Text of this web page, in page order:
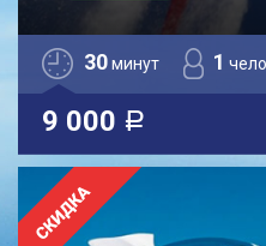
30минут 1
9 000 a